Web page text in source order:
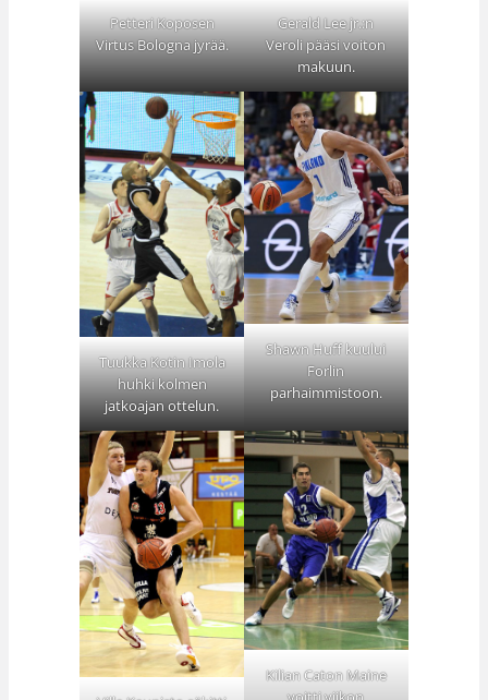
Petteri Koposen
Virtus Bologna jyrää.
Gerald Lee jr.:n
Veroli pääsi voiton
makuun.
Tuukka Kotin Imola
huhki kolmen
jatkoajan ottelun.
Shawn Huff kuului
Forlin
parhaimmistoon.
Kilian Caton Maine